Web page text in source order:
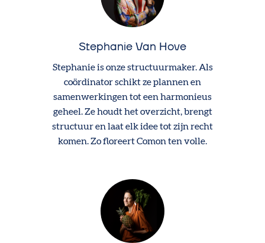
Stephanie Van Hove
Stephanie is onze structuurmaker. Als
coördinator schikt ze plannen en
samenwerkingen tot een harmonieus
geheel. Ze houdt het overzicht, brengt
structuur en laat elk idee tot zijn recht
komen. Zo floreert Comon ten volle.